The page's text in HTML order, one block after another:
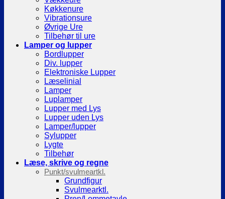
Køkkenure
Vibrationsure
Øvrige Ure
Tilbehør til ure
Lamper og lupper
Bordlupper
Div. lupper
Elektroniske Lupper
Læselinial
Lamper
Luplamper
Lupper med Lys
Lupper uden Lys
Lamper/lupper
Sylupper
Lygte
Tilbehør
Læse, skrive og regne
Punkt/svulmeartkl.
Grundfigur
Svulmearktl.